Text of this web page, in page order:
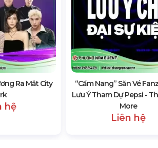
Ra Mắt City
hệ
“Cẩm Nang” Săn Vé
Lưu Ý Tham Dự Pepsi -
More
Liên hệ